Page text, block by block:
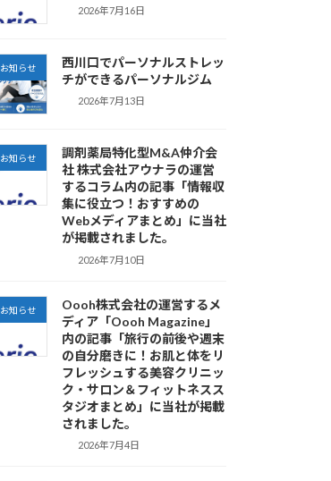
2026年7月16日
お知らせ
西川口でパーソナルストレッ
チができるパーソナルジム
2026年7月13日
お知らせ
調剤薬局特化型M&A仲介会
社 株式会社アウナラの運営
するコラム内の記事「情報収
集に役立つ！おすすめの
Webメディアまとめ」に当社
が掲載されました。
2026年7月10日
お知らせ
Oooh株式会社の運営するメ
ディア「Oooh Magazine」
内の記事「旅行の前後や週末
の自分磨きに！お肌と体をリ
フレッシュする美容クリニッ
ク・サロン＆フィットネスス
タジオまとめ」に当社が掲載
されました。
2026年7月4日